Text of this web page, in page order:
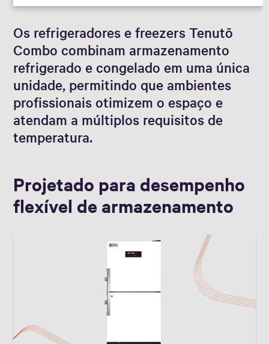
Os refrigeradores e freezers Tenutō
Combo combinam armazenamento
refrigerado e congelado em uma única
unidade, permitindo que ambientes
profissionais otimizem o espaço e
atendam a múltiplos requisitos de
temperatura.
Projetado para desempenho
flexível de armazenamento